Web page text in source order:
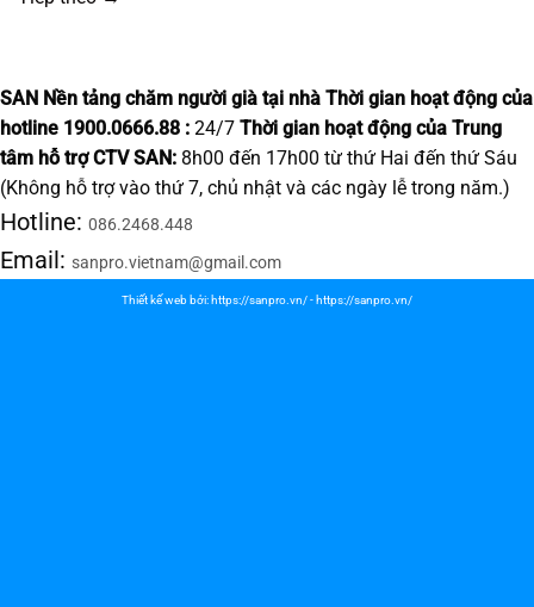
SAN Nền tảng chăm người già tại nhà Thời gian hoạt động của
hotline 1900.0666.88 : 24/7 Thời gian hoạt động của Trung
tâm hỗ trợ CTV SAN: 8h00 đến 17h00 từ thứ Hai đến thứ Sáu
(Không hỗ trợ vào thứ 7, chủ nhật và các ngày lễ trong năm.)
Hotline: 086.2468.448
Email: sanpro.vietnam@gmail.com
Thiết kế web bởi: https://sanpro.vn/- https://sanpro.vn/